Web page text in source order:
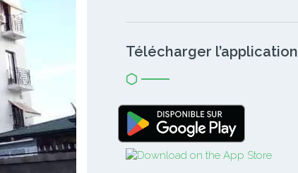
Télécharger l’application